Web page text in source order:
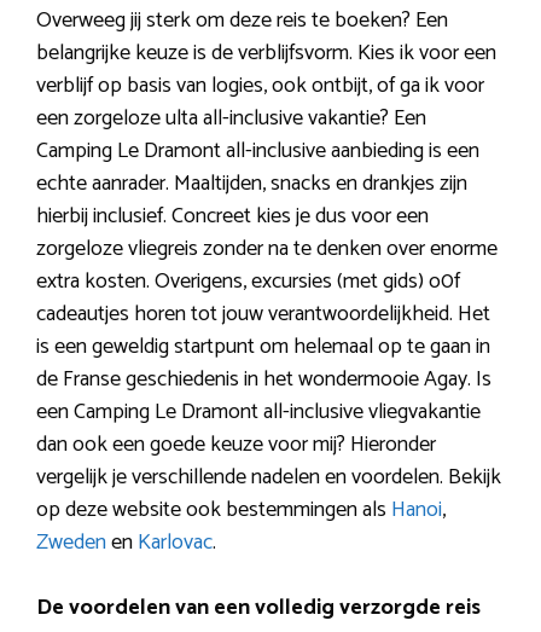
Overweeg jij sterk om deze reis te boeken? Een
belangrijke keuze is de verblijfsvorm. Kies ik voor een
verblijf op basis van logies, ook ontbijt, of ga ik voor
een zorgeloze ulta all-inclusive vakantie? Een
Camping Le Dramont all-inclusive aanbieding is een
echte aanrader. Maaltijden, snacks en drankjes zijn
hierbij inclusief. Concreet kies je dus voor een
zorgeloze vliegreis zonder na te denken over enorme
extra kosten. Overigens, excursies (met gids) o0f
cadeautjes horen tot jouw verantwoordelijkheid. Het
is een geweldig startpunt om helemaal op te gaan in
de Franse geschiedenis in het wondermooie Agay. Is
een Camping Le Dramont all-inclusive vliegvakantie
dan ook een goede keuze voor mij? Hieronder
vergelijk je verschillende nadelen en voordelen. Bekijk
op deze website ook bestemmingen als Hanoi,
ZwedenenKarlovac.
De voordelen van een volledig verzorgde reis